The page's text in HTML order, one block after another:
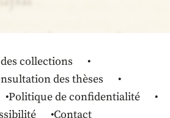
collections
des thèses
Politique de confidentialité
Contact